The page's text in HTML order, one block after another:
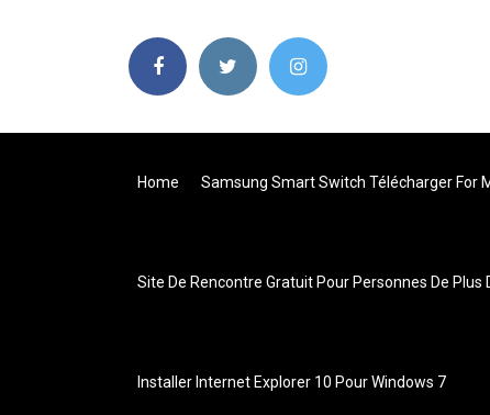
Home Samsung Smart Switch Télécharger For
Site De Rencontre Gratuit Pour Personnes De Plus
Installer Internet Explorer 10 Pour Windows 7